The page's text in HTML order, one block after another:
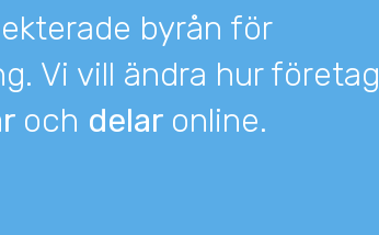
byrån för
Vi vill ändra hur företag
och delar online.